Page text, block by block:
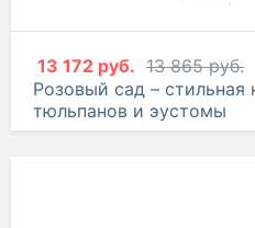
13 172 руб. 13 865 руб.
Розовый сад – стильная
тюльпанов и эустомы